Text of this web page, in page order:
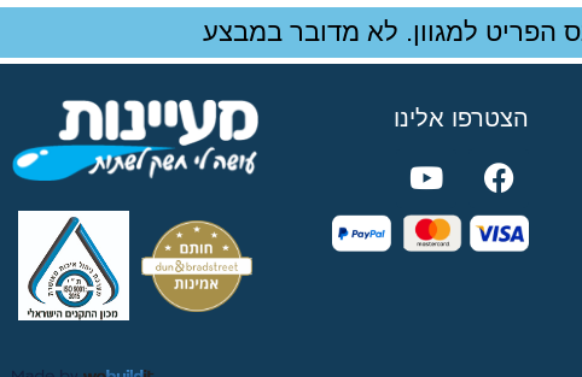
הפריט למגוון. לא מדובר במבצע
הצטרפו אלינו